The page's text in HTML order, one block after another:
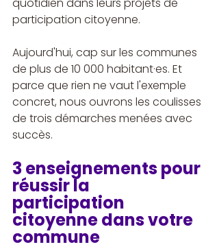
participation citoyenne.
Aujourd'hui, cap sur les communes
de plus de 10 000 habitant·es. Et
parce que rien ne vaut l'exemple
concret, nous ouvrons les coulisses
de trois démarches menées avec
succès.
3 enseignements pour
réussir la
participation
citoyenne dans votre
commune